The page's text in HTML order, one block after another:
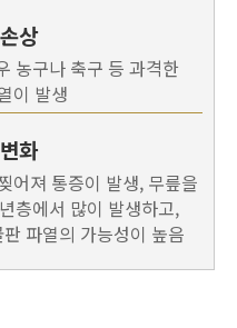
상
농구나 축구 등 과격한
이 발생
화
어져 통증이 발생, 무릎을
층에서 많이 발생하고,
파열의 가능성이 높음